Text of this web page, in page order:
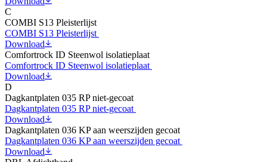
C
COMBI S13 Pleisterlijst
COMBI S13 Pleisterlijst
Download
Comfortrock ID Steenwol isolatieplaat
Comfortrock ID Steenwol isolatieplaat
Download
D
Dagkantplaten 035 RP niet-gecoat
Dagkantplaten 035 RP niet-gecoat
Download
Dagkantplaten 036 KP aan weerszijden gecoat
Dagkantplaten 036 KP aan weerszijden gecoat
Download